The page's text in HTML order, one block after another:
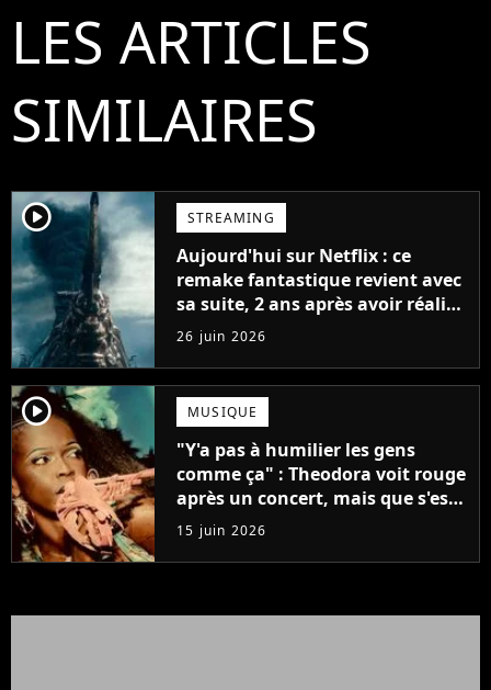
LES ARTICLES
SIMILAIRES
player2 STREAMING
Aujourd'hui sur Netflix : ce
remake fantastique revient avec
sa suite, 2 ans après avoir réalisé
60 millions de vues et régné 6
semaines dans le Top 10
26 juin 2026
player2 MUSIQUE
"Y'a pas à humilier les gens
comme ça" : Theodora voit rouge
après un concert, mais que s'est-
il passé ?
15 juin 2026